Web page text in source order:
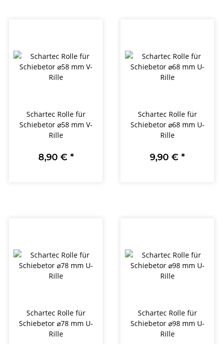
Schartec Rolle für
Schiebetor ⌀58 mm V-
Rille
8,90 € *
Schartec Rolle für
Schiebetor ⌀68 mm U-
Rille
9,90 € *
Schartec Rolle für
Schiebetor ⌀78 mm U-
Rille
Schartec Rolle für
Schiebetor ⌀98 mm U-
Rille